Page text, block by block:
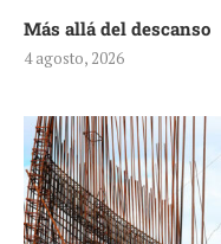
Más allá del descanso
4 agosto, 2026